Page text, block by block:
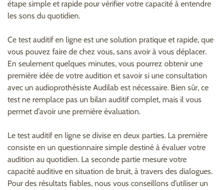
étape simple et rapide pour vérifier votre capacité à entendre
les sons du quotidien.
Ce test auditif en ligne est une solution pratique et rapide, que
vous pouvez faire de chez vous, sans avoir à vous déplacer.
En seulement quelques minutes, vous pourrez obtenir une
première idée de votre audition et savoir si une consultation
avec un audioprothésiste Audilab est nécessaire. Bien sûr, ce
test ne remplace pas un bilan auditif complet, mais il vous
permet d’avoir une première évaluation.
Le test auditif en ligne se divise en deux parties. La première
consiste en un questionnaire simple destiné à évaluer votre
audition au quotidien. La seconde partie mesure votre
capacité auditive en situation de bruit, à travers des dialogues.
Pour des résultats fiables, nous vous conseillons d’utiliser un